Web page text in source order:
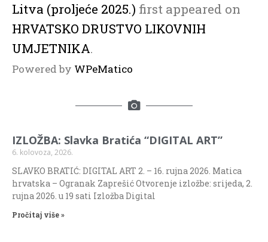
Litva (proljeće 2025.) first appeared on
HRVATSKO DRUSTVO LIKOVNIH
UMJETNIKA.
Powered by WPeMatico
IZLOŽBA: Slavka Bratića “DIGITAL ART”
6. kolovoza, 2026.
SLAVKO BRATIĆ: DIGITAL ART 2. – 16. rujna 2026. Matica
hrvatska – Ogranak Zaprešić Otvorenje izložbe: srijeda, 2.
rujna 2026. u 19 sati Izložba Digital
Pročitaj više »